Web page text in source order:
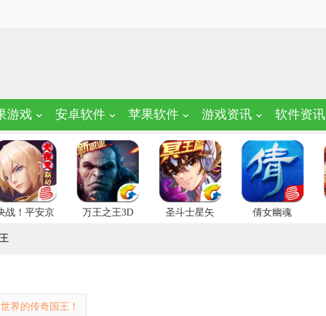
游戏 安卓软件 苹果软件 游戏资讯 软件资讯
战！平安京 万王之王3D 圣斗士星矢 倩女幽魂
界的传奇国王！